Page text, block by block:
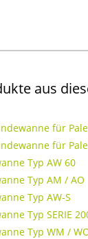
aus
für
für
Typ AW 60
Typ AM / AO
Typ AW-S
Typ SERIE
Typ WM /